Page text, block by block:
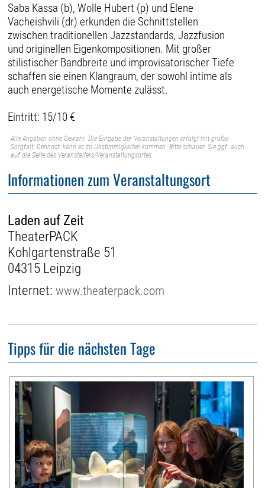
Saba Kassa (b), Wolle Hubert (p) und Elene
Vacheishvili (dr) erkunden die Schnittstellen
zwischen traditionellen Jazzstandards, Jazzfusion
und originellen Eigenkompositionen. Mit großer
stilistischer Bandbreite und improvisatorischer Tiefe
schaffen sie einen Klangraum, der sowohl intime als
auch energetische Momente zulässt.
Eintritt: 15/10 €
Alle Angaben ohne Gewähr. Die Eingabe der Veranstaltungen erfolgt mit großer
Sorgfalt. Dennoch kann es zu Unstimmigkeiten kommen. Bitte schauen Sie ggf. auch
auf die Seite des Veranstalters/Veranstaltungsortes.
Informationen zum Veranstaltungsort
Laden auf Zeit
TheaterPACK
Kohlgartenstraße 51
04315 Leipzig
Internet:www.theaterpack.com
Tipps für die nächsten Tage